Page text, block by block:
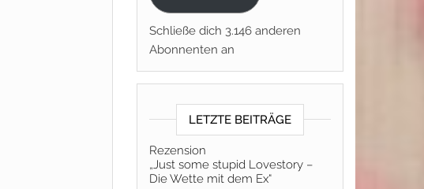
Schließe dich 3.146 anderen
Abonnenten an
LETZTE BEITRÄGE
Rezension
„Just some stupid Lovestory –
Die Wette mit dem Ex“